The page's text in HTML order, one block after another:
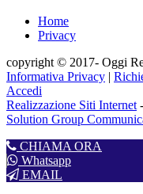
Home
Privacy
copyright © 2017- Oggi
Informativa Privacy |
Accedi
Realizzazione Siti Internet -
Solution Group
CHIAMA ORA
Whatsapp
EMAIL